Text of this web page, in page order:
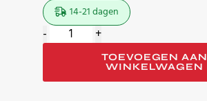
14-21 dagen
Furutech
Evolution
II
- +
TOEVOEGEN AAN
WINKELWAGEN